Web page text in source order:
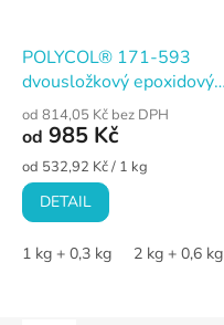
POLYCOL® 171-593
dvousložkový epoxidový
tmel a lepidlo, sada
od 814,05 Kč bez DPH
od 985 Kč
Měrná
cena:
od 532,92 Kč / 1 kg
DETAIL
1 kg + 0,3 kg 2 kg + 0,6 kg